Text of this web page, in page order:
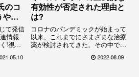
のコ
やく
て発信
情報
!視聴
に削除
有効性が否定された理由と
は?
コロナのパンデミックが始まって
以来、これまでにさまざまな治療
薬が検討されてきた。その中でも
結果経済力の高低に関わらず世界
2022.08.09